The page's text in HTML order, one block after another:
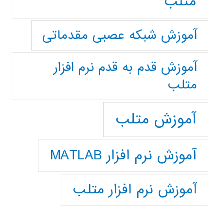
آموزش شبکه عصبی مقدماتی
آموزش قدم به قدم نرم افزار
متلب
آموزش متلب
آموزش نرم افزار MATLAB
آموزش نرم افزار متلب